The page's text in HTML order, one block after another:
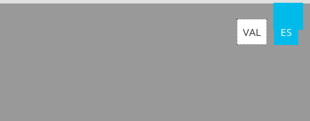
VAL ES